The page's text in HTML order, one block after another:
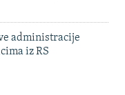
administracije
iz RS